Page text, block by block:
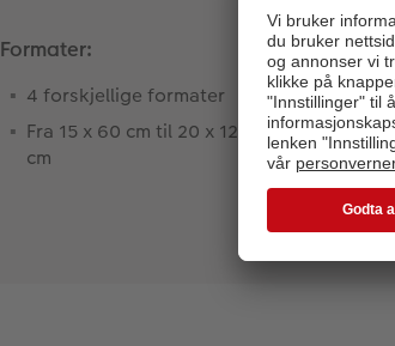
Formater:
4 forskjellige formater
Fra 15 x 60 cm til 20 x 120
cm